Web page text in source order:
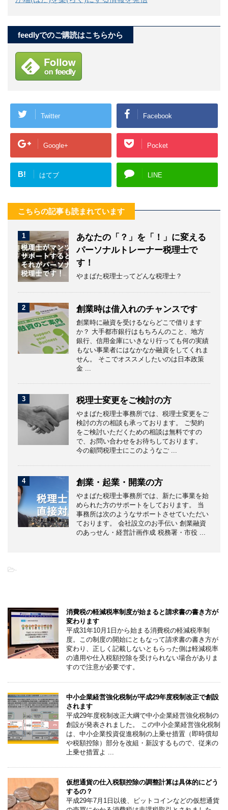
feedlyでのご購読はこちらから
Twitter Facebook
Google+ Pocket
B! はてブ LINE
こちらの記事も読まれています
1
あなたの「？」を「！」に変える
パーソナルトレーナー税理士で
す！
やまばた税理士ってどんな税理士？
2 創業時は借入れのチャンスです
創業時に融資を受けるならどこで借ります
か？ 大手都市銀行はもちろんのこと、地方
銀行、信用金庫にいきなり行っても何の実績
もない事業者にはなかなか融資をしてくれま
せん。 そこでオススメしたいのは日本政策
金 ...
3 税理士変更をご検討の方
やまばた税理士事務所では、税理士変更をご
検討の方の相談も承っております。 ご契約
をご検討いただくための相談は無料ですの
で、お問い合わせをお待ちしております。
今の顧問税理士にこのようなご ...
4 創業・起業・開業の方
やまばた税理士事務所では、新たに事業を始
められた方のサポートをしております。 当
事務所は次のようなサポートさせていただい
ております。 会社設立のお手伝い 創業融資
のあっせん・経営計画作成 税務署・市役 ...
-
消費税の軽減税率制度が始まると請求書の書き方が
変わります
平成31年10月1日から始まる消費税の軽減税率制
度。この制度の開始にともなって請求書の書き方が
変わり、正しく記載しないともらった側は軽減税率
の適用や仕入税額控除を受けられない場合がありま
すので注意が必要です。
中小企業経営強化税制が平成29年度税制改正で創設
されます
平成29年度税制改正大綱で中小企業経営強化税制の
創設が発表されました。 この中小企業経営強化税制
は、中小企業投資促進税制の上乗せ措置（即時償却
や税額控除）部分を改組・新設するもので、従来の
上乗せ措置よ ...
仮想通貨の仕入税額控除の調整計算は具体的にどう
するの？
平成29年7月1日以後、ビットコインなどの仮想通貨